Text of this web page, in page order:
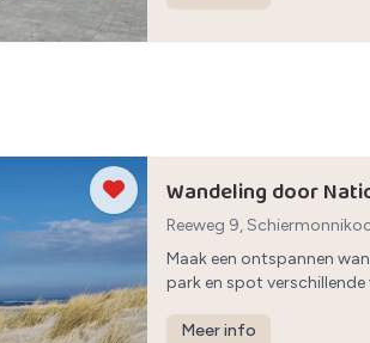
Wandeling door
Reeweg 9,
Maak een ontspannen
park en spot
Meer info